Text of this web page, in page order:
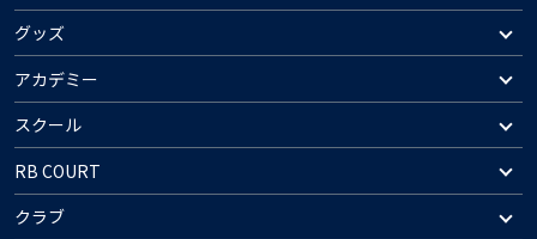
グッズ
アカデミー
スクール
RB COURT
クラブ